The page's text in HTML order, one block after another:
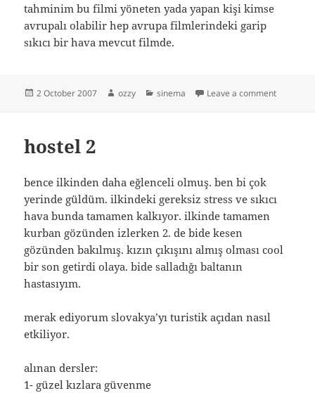
tahminim bu filmi yöneten yada yapan kişi kimse
avrupalı olabilir hep avrupa filmlerindeki garip
sıkıcı bir hava mevcut filmde.
Posted
2 October 2007 Author
ozzy Categories
sinema Leave a commenton 1408
hostel 2
bence ilkinden daha eğlenceli olmuş. ben bi çok
yerinde güldüm. ilkindeki gereksiz stress ve sıkıcı
hava bunda tamamen kalkıyor. ilkinde tamamen
kurban gözünden izlerken 2. de bide kesen
gözünden bakılmış. kızın çıkışını almış olması cool
bir son getirdi olaya. bide salladığı baltanın
hastasıyım.
merak ediyorum slovakya’yı turistik açıdan nasıl
etkiliyor.
alınan dersler:
1- güzel kızlara güvenme